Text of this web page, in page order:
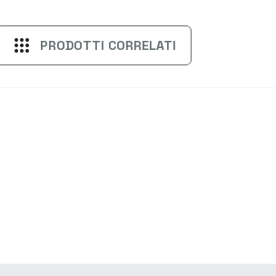
apps PRODOTTI CORRELATI